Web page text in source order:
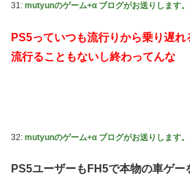
31: mutyunのゲーム+α ブログがお送りします。
PS5っていつも流行りから乗り遅れ
流行ることもないし終わってんな
32: mutyunのゲーム+α ブログがお送りします。
PS5ユーザーもFH5で本物の車ゲー